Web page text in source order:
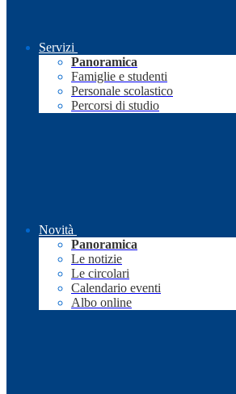
Servizi
Panoramica
Famiglie e studenti
Personale scolastico
Percorsi di studio
Novità
Panoramica
Le notizie
Le circolari
Calendario eventi
Albo online